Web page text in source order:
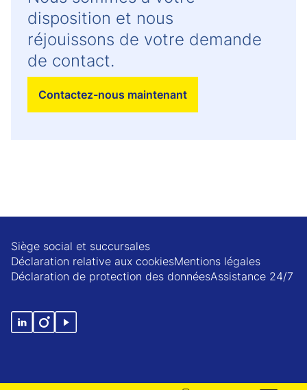
disposition et nous
réjouissons de votre demande
de contact.
Contactez-nous maintenant
Siège social et succursales
Déclaration relative aux cookiesMentions légales
Déclaration de protection des donnéesAssistance 24/7